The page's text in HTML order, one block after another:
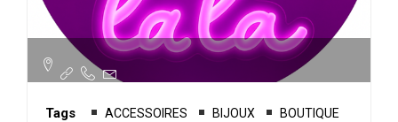
Tags ACCESSOIRES BIJOUX
BOUTIQUE